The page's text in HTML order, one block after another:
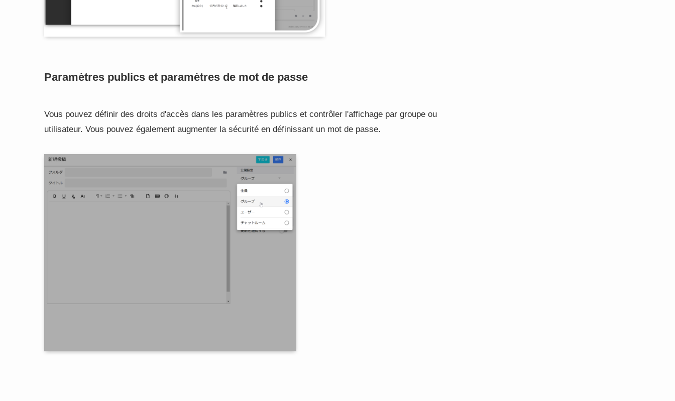
Paramètres publics et paramètres de mot de passe
Vous pouvez définir des droits d'accès dans les paramètres publics et contrôler l'affichage par groupe ou
utilisateur. Vous pouvez également augmenter la sécurité en définissant un mot de passe.